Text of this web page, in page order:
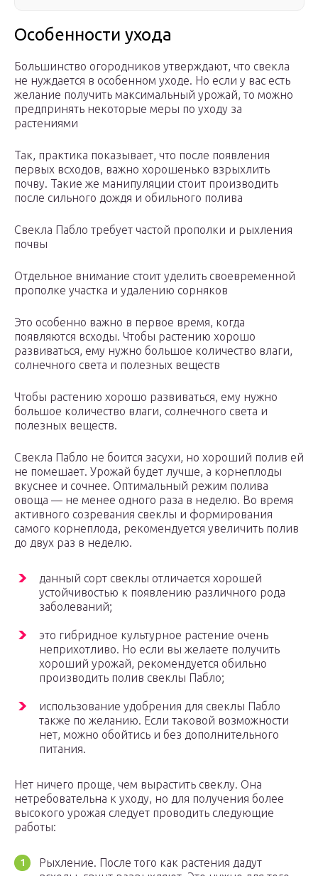
Особенности ухода
Большинство огородников утверждают, что свекла
не нуждается в особенном уходе. Но если у вас есть
желание получить максимальный урожай, то можно
предпринять некоторые меры по уходу за
растениями
Так, практика показывает, что после появления
первых всходов, важно хорошенько взрыхлить
почву. Такие же манипуляции стоит производить
после сильного дождя и обильного полива
Свекла Пабло требует частой прополки и рыхления
почвы
Отдельное внимание стоит уделить своевременной
прополке участка и удалению сорняков
Это особенно важно в первое время, когда
появляются всходы. Чтобы растению хорошо
развиваться, ему нужно большое количество влаги,
солнечного света и полезных веществ
Чтобы растению хорошо развиваться, ему нужно
большое количество влаги, солнечного света и
полезных веществ.
Свекла Пабло не боится засухи, но хороший полив ей
не помешает. Урожай будет лучше, а корнеплоды
вкуснее и сочнее. Оптимальный режим полива
овоща — не менее одного раза в неделю. Во время
активного созревания свеклы и формирования
самого корнеплода, рекомендуется увеличить полив
до двух раз в неделю.
данный сорт свеклы отличается хорошей
устойчивостью к появлению различного рода
заболеваний;
это гибридное культурное растение очень
неприхотливо. Но если вы желаете получить
хороший урожай, рекомендуется обильно
производить полив свеклы Пабло;
использование удобрения для свеклы Пабло
также по желанию. Если таковой возможности
нет, можно обойтись и без дополнительного
питания.
Нет ничего проще, чем вырастить свеклу. Она
нетребовательна к уходу, но для получения более
высокого урожая следует проводить следующие
работы:
Рыхление. После того как растения дадут